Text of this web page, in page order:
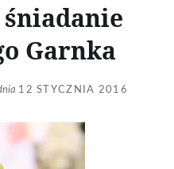
Garnka
12 STYCZNIA 2016